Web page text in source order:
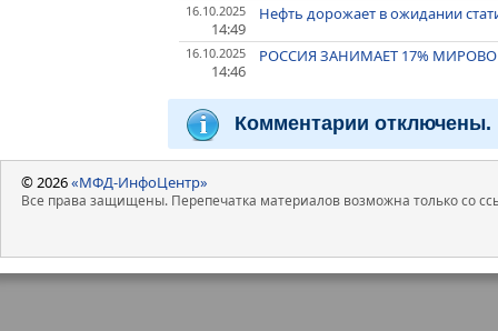
16.10.2025
14:49
Нефть дорожает в ожидании
16.10.2025
14:46
РОССИЯ ЗАНИМАЕТ 17%
Комментарии отключены.
© 2026«МФД-ИнфоЦентр»
Все права защищены. Перепечатка материалов возможна только со